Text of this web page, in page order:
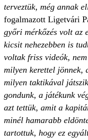
terveztük, még annak
fogalmazott Ligetvári
győri mérkőzés volt az
kicsit nehezebben is
voltak friss videók,
milyen kerettel jönnek,
milyen taktikával
gondunk, a játékunk
azt tettük, amit a
minél hamarabb
tartottuk, hogy ez